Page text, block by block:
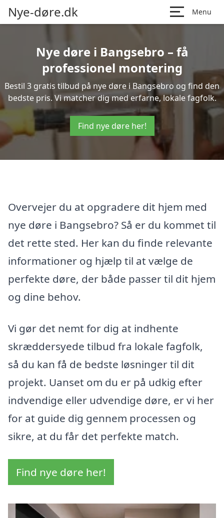
Nye-døre.dk Menu
Nye døre i Bangsebro – få
professionel montering
Bestil 3 gratis tilbud på nye døre i Bangsebro og find den
bedste pris. Vi matcher dig med erfarne, lokale fagfolk.
Find nye døre her!
Overvejer du at opgradere dit hjem med
nye døre i Bangsebro? Så er du kommet til
det rette sted. Her kan du finde relevante
informationer og hjælp til at vælge de
perfekte døre, der både passer til dit hjem
og dine behov.
Vi gør det nemt for dig at indhente
skræddersyede tilbud fra lokale fagfolk,
så du kan få de bedste løsninger til dit
projekt. Uanset om du er på udkig efter
indvendige eller udvendige døre, er vi her
for at guide dig gennem processen og
sikre, at du får det perfekte match.
Find nye døre her!